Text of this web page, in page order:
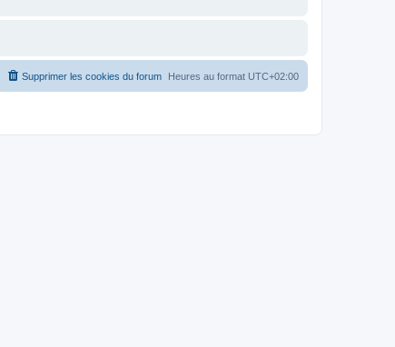
Heures au format UTC+02:00
Supprimer les cookies du forum